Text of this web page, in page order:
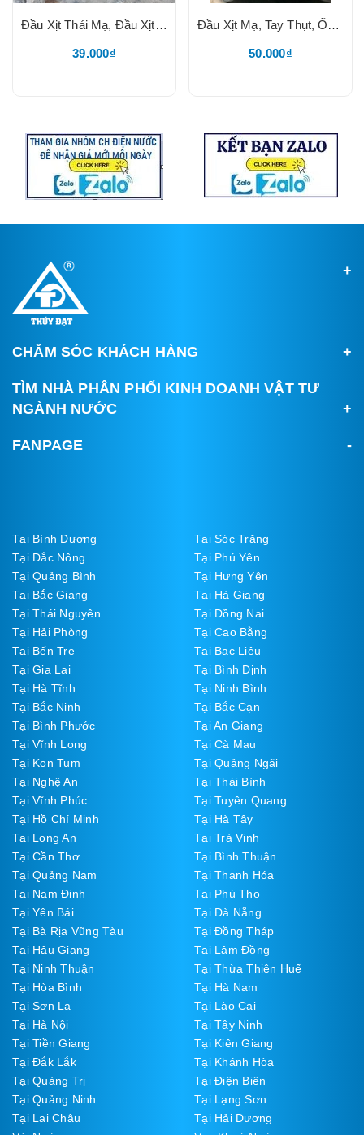
Đầu Xịt Thái Mạ, Đầu Xịt Nhựa Mạ Số 06
39.000₫
Đầu Xịt Mạ, Tay Thụt, Ốc Chụp Mạ, Ty Đồng PARTIAL (Loại 1)
50.000₫
CHĂM SÓC KHÁCH HÀNG
TÌM NHÀ PHÂN PHỐI KINH DOANH VẬT TƯ
NGÀNH NƯỚC
FANPAGE
Tại Bình Dương
Tại Sóc Trăng
Tại Đắc Nông
Tại Phú Yên
Tại Quảng Bình
Tại Hưng Yên
Tại Bắc Giang
Tại Hà Giang
Tại Thái Nguyên
Tại Đồng Nai
Tại Hải Phòng
Tại Cao Bằng
Tại Bến Tre
Tại Bạc Liêu
Tại Gia Lai
Tại Bình Định
Tại Hà Tĩnh
Tại Ninh Bình
Tại Bắc Ninh
Tại Bắc Cạn
Tại Bình Phước
Tại An Giang
Tại Vĩnh Long
Tại Cà Mau
Tại Kon Tum
Tại Quảng Ngãi
Tại Nghệ An
Tại Thái Bình
Tại Vĩnh Phúc
Tại Tuyên Quang
Tại Hồ Chí Minh
Tại Hà Tây
Tại Long An
Tại Trà Vinh
Tại Cần Thơ
Tại Bình Thuận
Tại Quảng Nam
Tại Thanh Hóa
Tại Nam Định
Tại Phú Thọ
Tại Yên Bái
Tại Đà Nẵng
Tại Bà Rịa Vũng Tàu
Tại Đồng Tháp
Tại Hậu Giang
Tại Lâm Đồng
Tại Ninh Thuận
Tại Thừa Thiên Huế
Tại Hòa Bình
Tại Hà Nam
Tại Sơn La
Tại Lào Cai
Tại Hà Nội
Tại Tây Ninh
Tại Tiền Giang
Tại Kiên Giang
Tại Đắk Lắk
Tại Khánh Hòa
Tại Quảng Trị
Tại Điện Biên
Tại Quảng Ninh
Tại Lạng Sơn
Tại Lai Châu
Tại Hải Dương